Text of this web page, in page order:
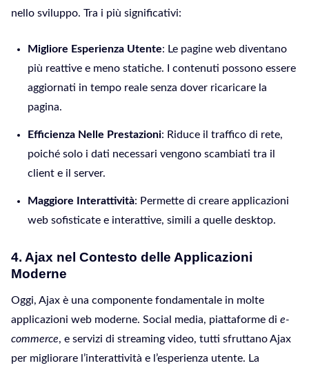
nello sviluppo. Tra i più significativi:
Migliore Esperienza Utente: Le pagine web diventano
più reattive e meno statiche. I contenuti possono essere
aggiornati in tempo reale senza dover ricaricare la
pagina.
Efficienza Nelle Prestazioni: Riduce il traffico di rete,
poiché solo i dati necessari vengono scambiati tra il
client e il server.
Maggiore Interattività: Permette di creare applicazioni
web sofisticate e interattive, simili a quelle desktop.
4. Ajax nel Contesto delle Applicazioni
Moderne
Oggi, Ajax è una componente fondamentale in molte
applicazioni web moderne. Social media, piattaforme di e-
commerce, e servizi di streaming video, tutti sfruttano Ajax
per migliorare l’interattività e l’esperienza utente. La